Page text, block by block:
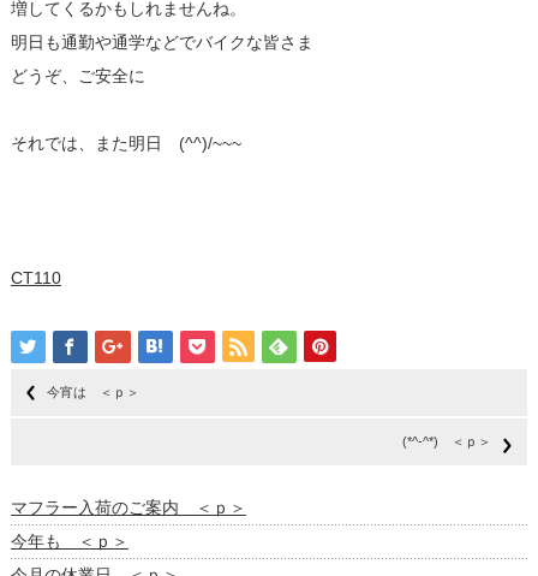
増してくるかもしれませんね。
明日も通勤や通学などでバイクな皆さま
どうぞ、ご安全に
それでは、また明日 (^^)/~~~
CT110
今宵は ＜ｐ＞
(*^-^*) ＜ｐ＞
マフラー入荷のご案内 ＜ｐ＞
今年も ＜ｐ＞